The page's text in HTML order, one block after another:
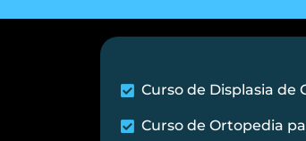
Curso de Displasia de
Curso de Ortopedia